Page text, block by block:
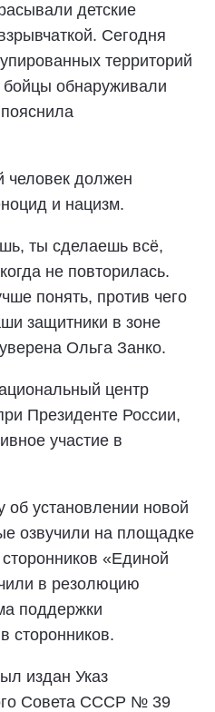
детские
Сегодня
территорий
бойцы обнаруживали
должен
и нацизм.
ты сделаешь всё,
не повторилась.
понять, против чего
защитники в зоне
Ольга Занко.
центр
Президенте России,
участие в
установлении новой
озвучили на площадке
«Единой
в резолюцию
поддержки
сторонников.
издан Указ
Совета СССР № 39